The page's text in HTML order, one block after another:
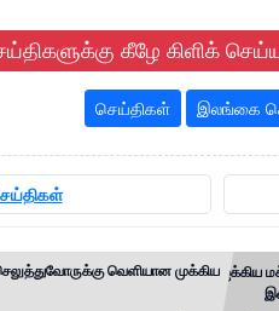
கீழே கிளிக்
செய்திகள் இலங்கை
வெளியான முக்கிய ஐக்கிய